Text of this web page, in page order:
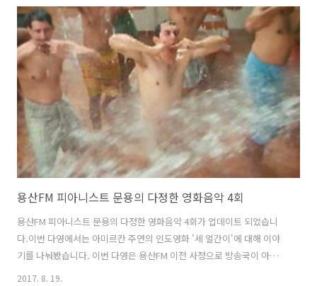
서 출연하여함께 영화와 영화음악에 대한 이야기를 나누었습니다. 그럼
용산FM 피아니스트 문용의 다정한 영화음악 5회를 들어보시기 바랍니
다. 팟티: https://www.podty.me/episode/14229915팟빵:
http://www.podbbang.com/ch/7604?e=22373247 신청곡은 용산
FM 팟빵 댓글이나 인스타그램 djmoonyong..
용산FM 피아니스트 문용의 다정한 영화음악 4회
용산FM 피아니스트 문용의 다정한 영화음악 4회가 업데이트 되었습니
다.이번 다영에서는 아미르칸 주연의 인도영화 '세 얼간이'에 대해 이야
기를 나눠봤습니다. 이번 다영은 용산FM 이전 사정으로 방송국이 아닌
문타라 스튜디오(집)에서 녹음을 했습니다. 그럼, 용산FM 피아니스트 문
2017. 8. 19.